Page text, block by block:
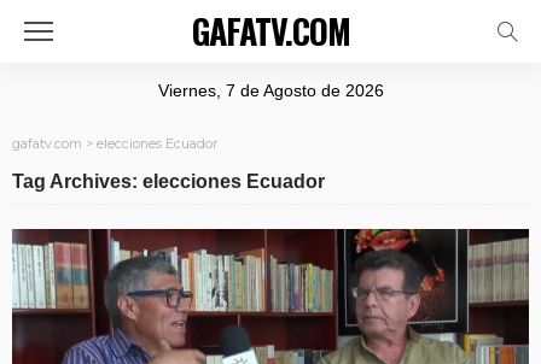
GAFATV.COM
Viernes, 7 de Agosto de 2026
gafatv.com > elecciones Ecuador
Tag Archives: elecciones Ecuador